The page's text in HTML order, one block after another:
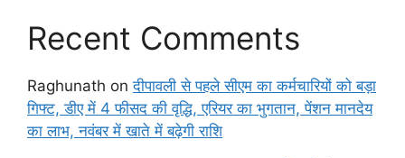
Recent Comments
Raghunath onदीपावली से पहले सीएम का कर्मचारियों को बड़ा
गिफ्ट, डीए में 4 फीसद की वृद्धि, एरियर का भुगतान, पेंशन मानदेय
का लाभ, नवंबर में खाते में बढ़ेगी राशि